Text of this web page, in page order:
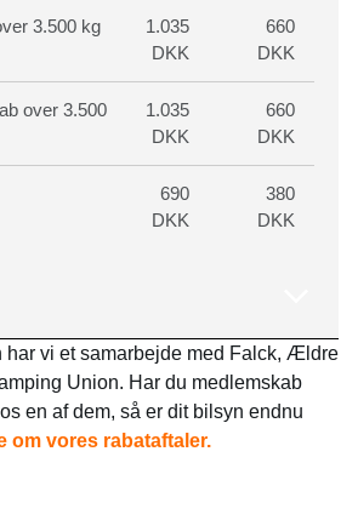
3.500 kg
1.035
DKK
660
DKK
over 3.500
1.035
DKK
660
DKK
690
DKK
380
DKK
har vi et samarbejde med Falck, Ældre
Union. Har du medlemskab
en af dem, så er dit bilsyn endnu
om vores rabataftaler.